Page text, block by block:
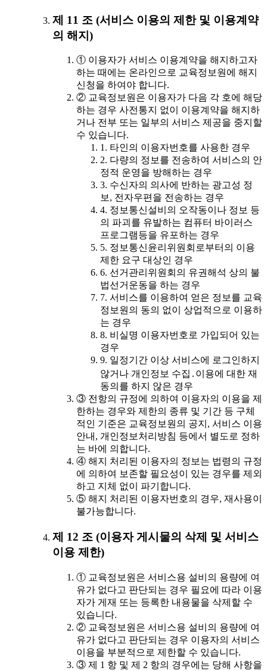
제 11 조 (서비스 이용의 제한 및 이용계약
의 해지)
① 이용자가 서비스 이용계약을 해지하고자
하는 때에는 온라인으로 교육정보원에 해지
신청을 하여야 합니다.
② 교육정보원은 이용자가 다음 각 호에 해당
하는 경우 사전통지 없이 이용계약을 해지하
거나 전부 또는 일부의 서비스 제공을 중지할
수 있습니다.
1. 타인의 이용자번호를 사용한 경우
2. 다량의 정보를 전송하여 서비스의 안
정적 운영을 방해하는 경우
3. 수신자의 의사에 반하는 광고성 정
보, 전자우편을 전송하는 경우
4. 정보통신설비의 오작동이나 정보 등
의 파괴를 유발하는 컴퓨터 바이러스
프로그램등을 유포하는 경우
5. 정보통신윤리위원회로부터의 이용
제한 요구 대상인 경우
6. 선거관리위원회의 유권해석 상의 불
법선거운동을 하는 경우
7. 서비스를 이용하여 얻은 정보를 교육
정보원의 동의 없이 상업적으로 이용하
는 경우
8. 비실명 이용자번호로 가입되어 있는
경우
9. 일정기간 이상 서비스에 로그인하지
않거나 개인정보 수집․이용에 대한 재
동의를 하지 않은 경우
③ 전항의 규정에 의하여 이용자의 이용을 제
한하는 경우와 제한의 종류 및 기간 등 구체
적인 기준은 교육정보원의 공지, 서비스 이용
안내, 개인정보처리방침 등에서 별도로 정하
는 바에 의합니다.
④ 해지 처리된 이용자의 정보는 법령의 규정
에 의하여 보존할 필요성이 있는 경우를 제외
하고 지체 없이 파기합니다.
⑤ 해지 처리된 이용자번호의 경우, 재사용이
불가능합니다.
제 12 조 (이용자 게시물의 삭제 및 서비스
이용 제한)
① 교육정보원은 서비스용 설비의 용량에 여
유가 없다고 판단되는 경우 필요에 따라 이용
자가 게재 또는 등록한 내용물을 삭제할 수
있습니다.
② 교육정보원은 서비스용 설비의 용량에 여
유가 없다고 판단되는 경우 이용자의 서비스
이용을 부분적으로 제한할 수 있습니다.
③ 제 1 항 및 제 2 항의 경우에는 당해 사항을